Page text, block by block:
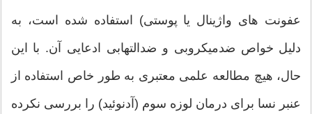
عفونت های واژینال یا پوستی) استفاده شده است، به
دلیل خواص ضدمیکروبی و ضدالتهابی ادعایی آن. با این
حال، هیچ مطالعه علمی معتبری به طور خاص استفاده از
عنبر نسا برای درمان لوزه سوم (آدنوئید) را بررسی نکرده